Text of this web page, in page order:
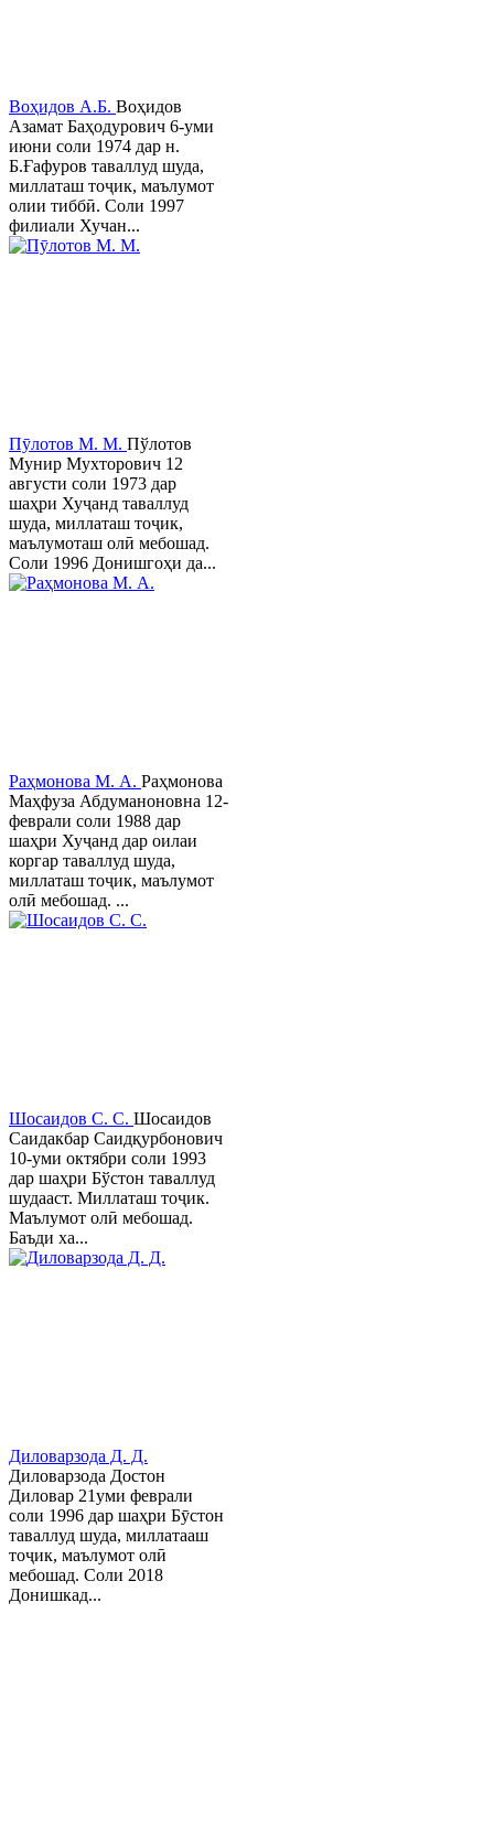
Воҳидов А.Б. Воҳидов
Азамат Баҳодурович 6-уми
июни соли 1974 дар н.
Б.Ғафуров таваллуд шуда,
миллаташ тоҷик, маълумот
олии тиббӣ. Соли 1997
филиали Хучан...
Пӯлотов М. М. Пўлотов
Мунир Мухторович 12
августи соли 1973 дар
шаҳри Хуҷанд таваллуд
шуда, миллаташ тоҷик,
маълумоташ олӣ мебошад.
Соли 1996 Донишгоҳи да...
Раҳмонова М. А. Раҳмонова
Маҳфуза Абдуманоновна 12-
феврали соли 1988 дар
шаҳри Хуҷанд дар оилаи
коргар таваллуд шуда,
миллаташ тоҷик, маълумот
олӣ мебошад. ...
Шосаидов С. С. Шосаидов
Саидакбар Саидқурбонович
10-уми октябри соли 1993
дар шаҳри Бўстон таваллуд
шудааст. Миллаташ тоҷик.
Маълумот олӣ мебошад.
Баъди ха...
Диловарзода Д. Д.
Диловарзода Достон
Диловар 21уми феврали
соли 1996 дар шаҳри Бӯстон
таваллуд шуда, миллатааш
тоҷик, маълумот олӣ
мебошад. Соли 2018
Донишкад...